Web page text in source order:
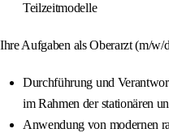
Teilzeitmodelle
Ihre Aufgaben als Oberarzt (m/w/
Durchführung und
im Rahmen der stationären
Anwendung von modernen